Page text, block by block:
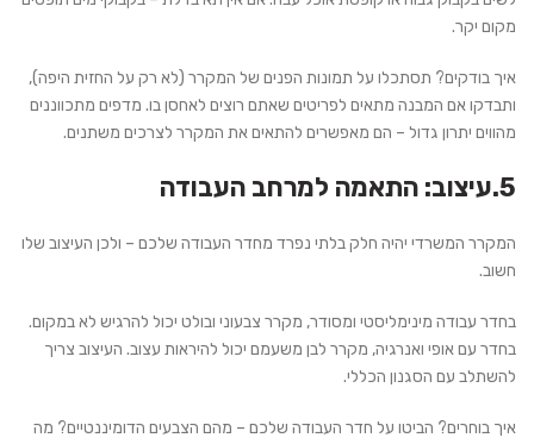
מקום יקר.
איך בודקים? תסתכלו על תמונות הפנים של המקרר (לא רק על החזית היפה),
ותבדקו אם המבנה מתאים לפריטים שאתם רוצים לאחסן בו. מדפים מתכווננים
מהווים יתרון גדול – הם מאפשרים להתאים את המקרר לצרכים משתנים.
5.עיצוב: התאמה למרחב העבודה
המקרר המשרדי יהיה חלק בלתי נפרד מחדר העבודה שלכם – ולכן העיצוב שלו
חשוב.
בחדר עבודה מינימליסטי ומסודר, מקרר צבעוני ובולט יכול להרגיש לא במקום.
בחדר עם אופי ואנרגיה, מקרר לבן משעמם יכול להיראות עצוב. העיצוב צריך
להשתלב עם הסגנון הכללי.
איך בוחרים? הביטו על חדר העבודה שלכם – מהם הצבעים הדומיננטיים? מה